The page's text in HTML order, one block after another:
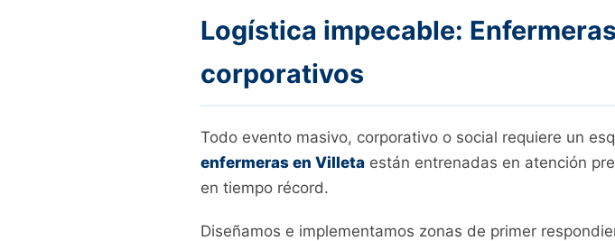
Logística impecable:
corporativos
Todo evento masivo, corporativo o social requiere un
enfermeras en Villeta están entrenadas en atención
en tiempo récord.
Diseñamos e implementamos zonas de primer